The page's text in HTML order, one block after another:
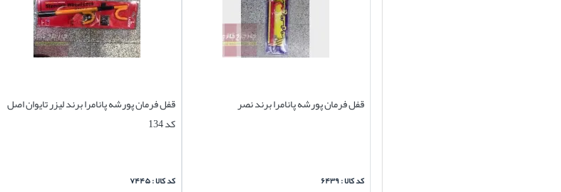
قفل فرمان پورشه پانامرا برند نصر
کد کالا : ۶۴۳۹
قفل فرمان پورشه پانامرا برند لیزر تایوان اصل
کد 134
کد کالا : ۷۴۴۵